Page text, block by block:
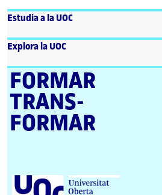
Estudia a la UOC
Explora la UOC
FORMAR
TRANS­
FORMAR
U